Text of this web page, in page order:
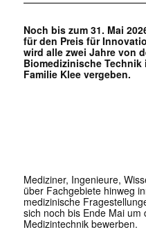
Noch bis zum 31. Mai
für den Preis für
wird alle zwei Jahre von
Biomedizinische Technik
Familie Klee vergeben.
Mediziner, Ingenieure,
über Fachgebiete hinweg
medizinische
sich noch bis Ende Mai
Medizintechnik bewerben.